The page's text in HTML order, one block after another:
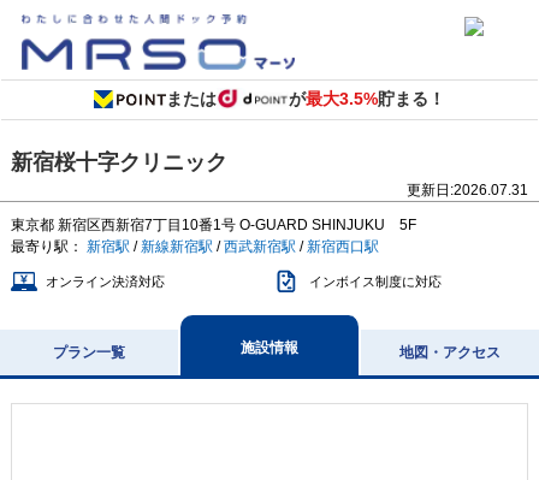
または が最大3.5%貯まる！
新宿桜十字クリニック
更新日:2026.07.31
東京都 新宿区西新宿7丁目10番1号 O-GUARD SHINJUKU 5F
最寄り駅： 新宿駅 /新線新宿駅 /西武新宿駅 /新宿西口駅
オンライン決済対応 インボイス制度に対応
プラン一覧 施設情報 地図・アクセス